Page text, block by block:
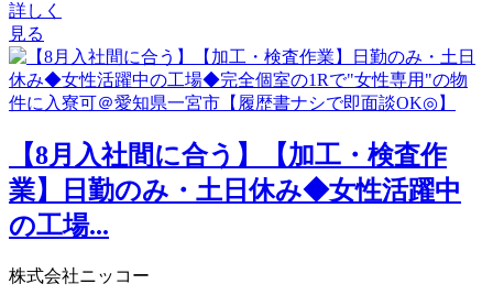
詳しく
見る
【8月入社間に合う】【加工・検査作
業】日勤のみ・土日休み◆女性活躍中
の工場...
株式会社ニッコー